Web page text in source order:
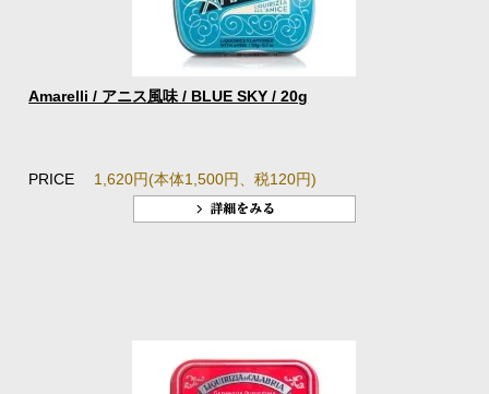
Amarelli / アニス風味 / BLUE SKY / 20g
PRICE 1,620円(本体1,500円、税120円)